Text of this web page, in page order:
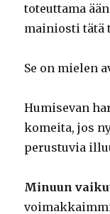
toteuttama
mainiosti tätä
Se on mielen
Humisevan
komeita, jos
perustuvia
Minuun